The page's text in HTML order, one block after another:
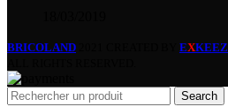
BRICOLAND EXKEEZ
Search